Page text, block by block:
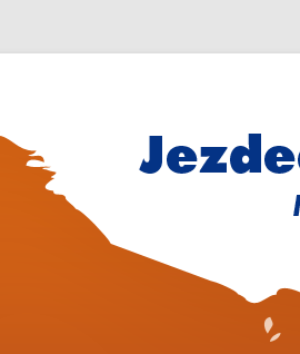
Jezdecký